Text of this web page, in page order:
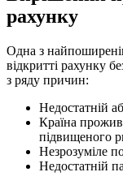
рахунку
Одна з
відкритті рахунку
з ряду причин:
Недостатній
Країна
підвищеного
Незрозуміле
Недостатній